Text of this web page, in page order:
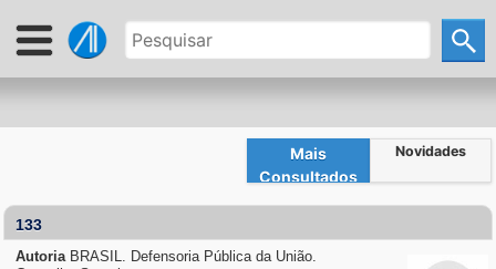
Mais
Consultados
Novidades
133
Autoria BRASIL. Defensoria Pública da União.